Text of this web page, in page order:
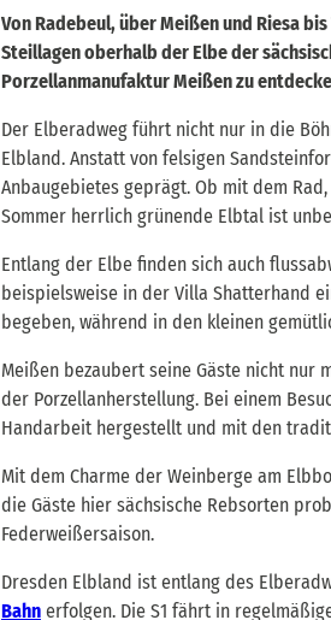
Von Radebeul, über Meißen und Riesa
Steillagen oberhalb der Elbe der
Porzellanmanufaktur Meißen zu
Der Elberadweg führt nicht nur in die
Elbland. Anstatt von felsigen
Anbaugebietes geprägt. Ob mit dem
Sommer herrlich grünende Elbtal ist
Entlang der Elbe finden sich auch
beispielsweise in der Villa Shatterhand
begeben, während in den kleinen
Meißen bezaubert seine Gäste nicht
der Porzellanherstellung. Bei einem
Handarbeit hergestellt und mit den
Mit dem Charme der Weinberge am
die Gäste hier sächsische Rebsorten
Federweißersaison.
Dresden Elbland ist entlang des
Bahn erfolgen. Die S1 fährt in